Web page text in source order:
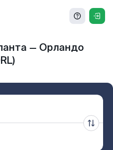
— Орландо